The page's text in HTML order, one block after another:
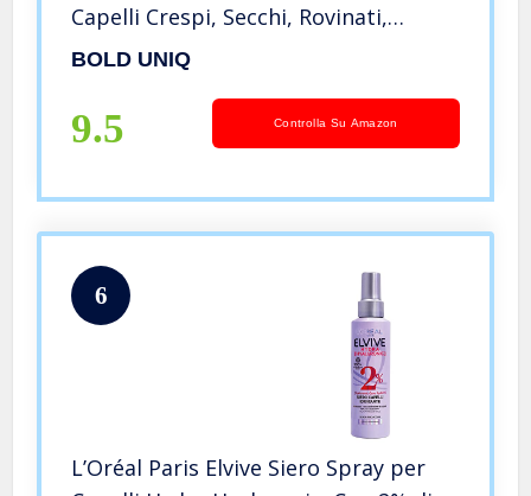
Capelli Crespi, Secchi, Rovinati,
Colorati, Ricci, Spezzati e Sbiancati,
su Animali 100% Vegano
BOLD UNIQ
9.5 Controlla Su Amazon
6
L’Oréal Paris Elvive Siero Spray per